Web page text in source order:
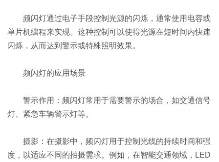
频闪灯通过电子手段控制光源的闪烁，通常使用电容或
单片机编程来实现。这种控制可以使得光源在短时间内快速
闪烁，从而达到警示或特殊照明效果‌。
频闪灯的应用场景
‌警示作用‌：频闪灯常用于需要警示的场合，如交通信号
灯、紧急车辆警示灯等。
‌摄影‌：在摄影中，频闪灯用于控制光线的持续时间和强
度，以适应不同的拍摄需求。例如，在智能交通领域，LED